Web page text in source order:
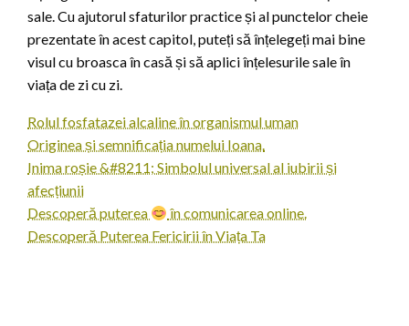
sale. Cu ajutorul sfaturilor practice și al punctelor cheie
prezentate în acest capitol, puteți să înțelegeți mai bine
visul cu broasca în casă și să aplici înțelesurile sale în
viața de zi cu zi.
Rolul fosfatazei alcaline în organismul uman
Originea și semnificația numelui Ioana.
Inima roșie &#8211; Simbolul universal al iubirii și
afecțiunii
Descoperă puterea
în comunicarea online.
Descoperă Puterea Fericirii în Viața Ta